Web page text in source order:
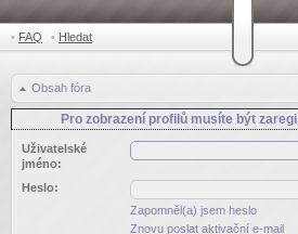
• FAQ • Hledat
Obsah fóra
Pro zobrazení profilů musíte být
Uživatelské
jméno:
Heslo:
Zapomněl(a) jsem heslo
Znovu poslat aktivační e-mail